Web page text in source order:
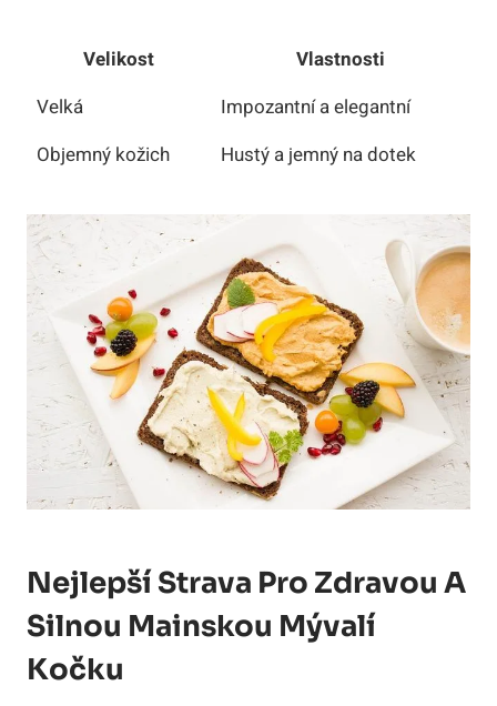
Velikost
Vlastnosti
Velká
Impozantní a elegantní
Objemný kožich
Hustý a jemný na dotek
Nejlepší Strava Pro Zdravou A
Silnou Mainskou Mývalí
Kočku